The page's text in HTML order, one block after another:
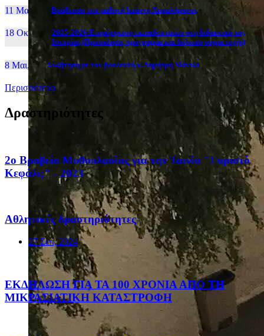
11 Μαι, 26 Βράβευση του μαθητή Ιωάννη Χαραλάμπους
18 Οκτ, 25
2025-2026:Επιμόρφωση εκπαιδευτικών στη διδακτική της
Ιστορίας (Πρόσκληση, πρόγραμμα και δήλωση συμμετοχής)
8 Μαι, 26 Συζήτηση με τον βουλευτή κ. Δημήτρη Μάντζο
Περισσότερα
Δραστηριότητες
2ο Βραβείο Μυθοπλασίας για την Ταινία "Γυριστό
Κεφάλι;" - 2023
Αθλητικές δραστηριότητες
27 Σεπ, 2024
ΕΚΔΗΛΩΣΗ ΓΙΑ ΤΑ 100 ΧΡΟΝΙΑ ΑΠΟ ΤΗ
ΜΙΚΡΑΣΙΑΤΙΚΗ ΚΑΤΑΣΤΡΟΦΗ